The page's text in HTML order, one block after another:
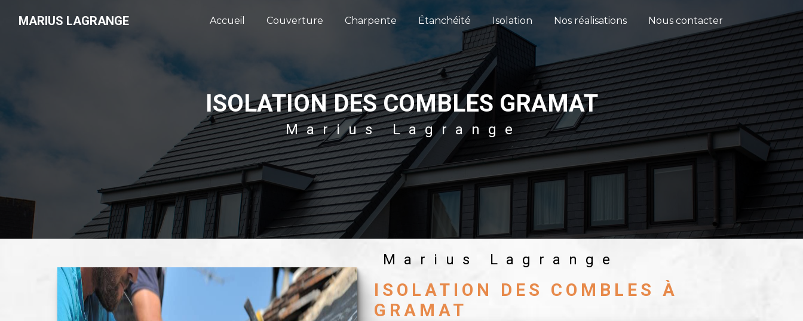
MARIUS LAGRANGE Accueil Couverture Charpente Étanchéité Isolation Nos réalisations Nous contacter
ISOLATION DES COMBLES GRAMAT
Marius Lagrange
Marius Lagrange
ISOLATION DES COMBLES À
GRAMAT